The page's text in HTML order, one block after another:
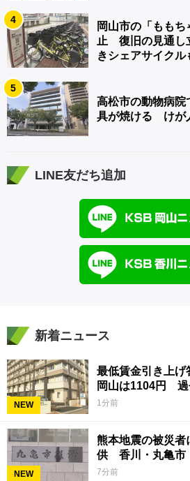
4
岡山市の「もも
止 復旧の見通し
きシェアサイクル
5
高松市の動物病
具が焼ける けが
LINE友だち追加
新着ニュース
NEW
最低賃金引き上
岡山は1104円 過
1分前
NEW
熊本地震の被災者
供 香川・丸亀市
7分前